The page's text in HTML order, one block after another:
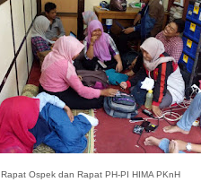
Rapat Ospek dan Rapat PH-PI HIMA PKnH